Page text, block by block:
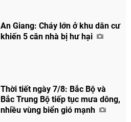
An Giang: Cháy lớn ở khu dân cư
khiến 5 căn nhà bị hư hại
Thời tiết ngày 7/8: Bắc Bộ và
Bắc Trung Bộ tiếp tục mưa dông,
nhiều vùng biển gió mạnh